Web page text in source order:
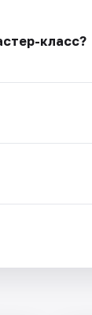
класс?